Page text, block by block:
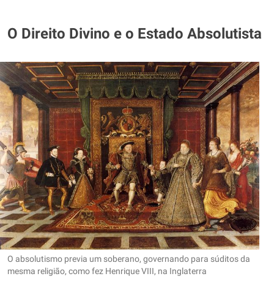
O Direito Divino e o Estado Absolutista
O absolutismo previa um soberano, governando para súditos da
mesma religião, como fez Henrique VIII, na Inglaterra